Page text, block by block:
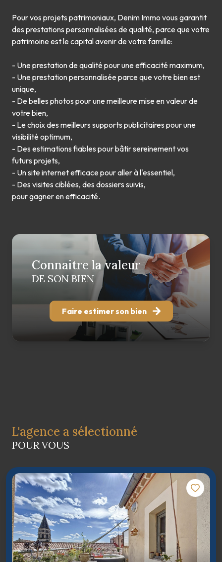
Connaitre la valeur
DE SON BIEN
Faire estimer son bien
Pour vos projets patrimoniaux, Denim Immo vous garantit
des prestations personnalisées de qualité, parce que votre
patrimoine est le capital avenir de votre famille:
- Une prestation de qualité pour une efficacité maximum,
- Une prestation personnalisée parce que votre bien est
unique,
- De belles photos pour une meilleure mise en valeur de
votre bien,
- Le choix des meilleurs supports publicitaires pour une
visibilité optimum,
- Des estimations fiables pour bâtir sereinement vos
futurs projets,
- Un site internet efficace pour aller à l'essentiel,
- Des visites ciblées, des dossiers suivis,
pour gagner en efficacité.
L'agence a sélectionné
POUR VOUS